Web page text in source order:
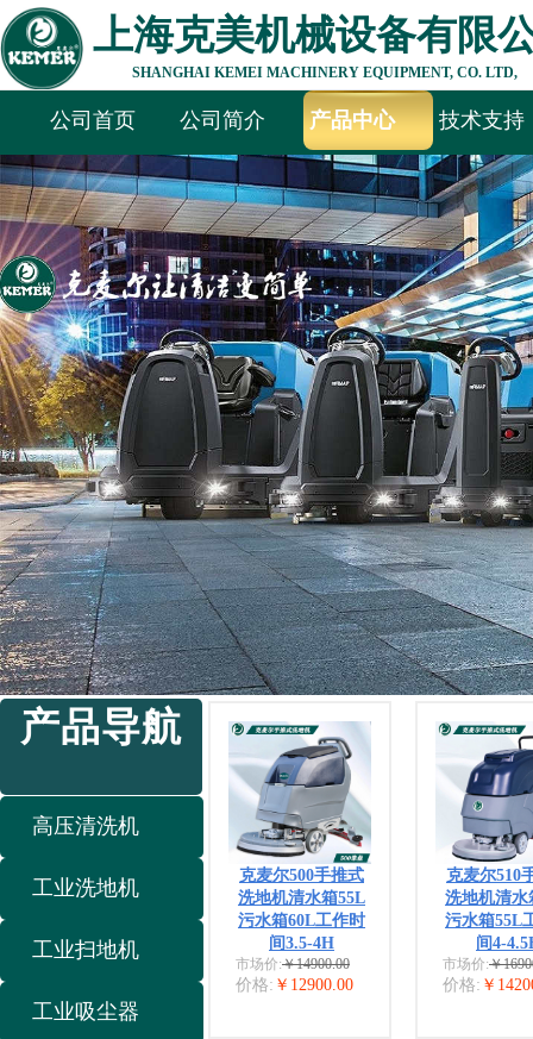
上海克美机械设备有限
SHANGHAI KEMEI MACHINERY EQUIPMENT, CO. LTD,
公司首页 公司简介 产品中心 技术支持
产品导航
克麦尔500手推式
洗地机清水箱55L
污水箱60L工作时
间3.5-4H
市场价:￥14900.00
价格: ￥12900.00
克麦尔510
洗地机清水
污水箱55L
间4-
市场价:￥
价格: ￥
高压清洗机
工业洗地机
工业扫地机
工业吸尘器